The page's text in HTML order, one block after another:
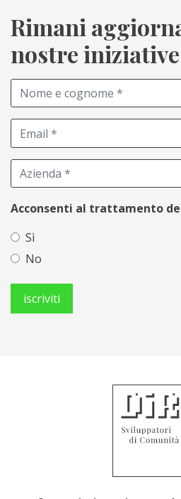
Rimani
nostre iniziative
Acconsenti al trattamento
Sì
No